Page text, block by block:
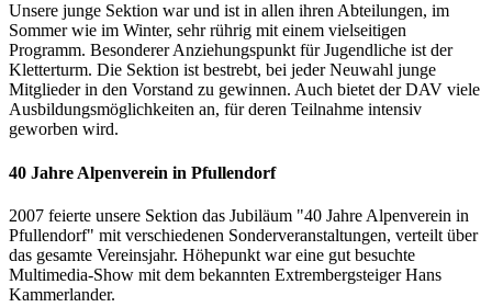
Unsere junge Sektion war und ist in allen ihren Abteilungen, im
Sommer wie im Winter, sehr rührig mit einem vielseitigen
Programm. Besonderer Anziehungspunkt für Jugendliche ist der
Kletterturm. Die Sektion ist bestrebt, bei jeder Neuwahl junge
Mitglieder in den Vorstand zu gewinnen. Auch bietet der DAV viele
Ausbildungsmöglichkeiten an, für deren Teilnahme intensiv
geworben wird.
40 Jahre Alpenverein in Pfullendorf
2007 feierte unsere Sektion das Jubiläum "40 Jahre Alpenverein in
Pfullendorf" mit verschiedenen Sonderveranstaltungen, verteilt über
das gesamte Vereinsjahr. Höhepunkt war eine gut besuchte
Multimedia-Show mit dem bekannten Extrembergsteiger Hans
Kammerlander.